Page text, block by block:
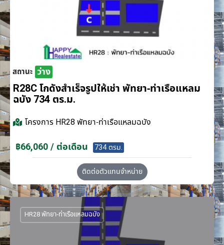
สถานะ ว่าง
R28C โกดังสำเร็จรูปให้เช่า พัทยา-ท่าเรือแหลม
ฉบัง 734 ตร.ม.
โครงการ HR28 พัทยา-ท่าเรือแหลมฉบัง
฿66,060 / ต่อเดือน 734 ตรม.
ติดต่อตัวแทนจำหน่าย
HR28 พัทยา-ท่าเรือแหลมฉบัง